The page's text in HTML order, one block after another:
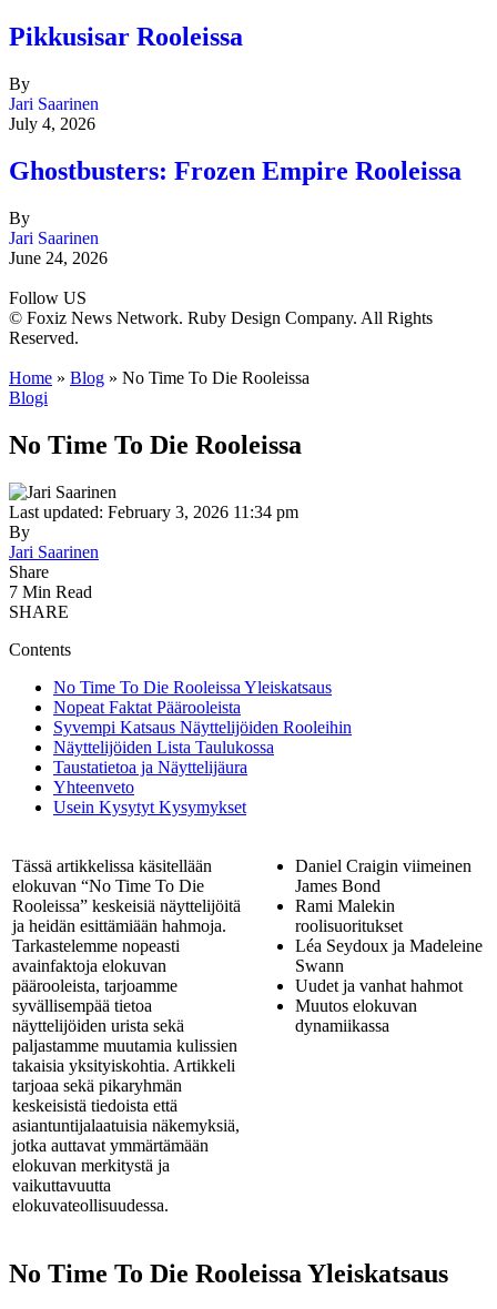
Pikkusisar Rooleissa
By
Jari Saarinen
July 4, 2026
Ghostbusters: Frozen Empire Rooleissa
By
Jari Saarinen
June 24, 2026
Follow US
© Foxiz News Network. Ruby Design Company. All Rights
Reserved.
Home » Blog » No Time To Die Rooleissa
Blogi
No Time To Die Rooleissa
Last updated: February 3, 2026 11:34 pm
By
Jari Saarinen
Share
7 Min Read
SHARE
Contents
No Time To Die Rooleissa Yleiskatsaus
Nopeat Faktat Päärooleista
Syvempi Katsaus Näyttelijöiden Rooleihin
Näyttelijöiden Lista Taulukossa
Taustatietoa ja Näyttelijäura
Yhteenveto
Usein Kysytyt Kysymykset
Tässä artikkelissa käsitellään
elokuvan “No Time To Die
Rooleissa” keskeisiä näyttelijöitä
ja heidän esittämiään hahmoja.
Tarkastelemme nopeasti
avainfaktoja elokuvan
päärooleista, tarjoamme
syvällisempää tietoa
näyttelijöiden urista sekä
paljastamme muutamia kulissien
takaisia yksityiskohtia. Artikkeli
tarjoaa sekä pikaryhmän
keskeisistä tiedoista että
asiantuntijalaatuisia näkemyksiä,
jotka auttavat ymmärtämään
elokuvan merkitystä ja
vaikuttavuutta
elokuvateollisuudessa.
Daniel Craigin viimeinen
James Bond
Rami Malekin
roolisuoritukset
Léa Seydoux ja Madeleine
Swann
Uudet ja vanhat hahmot
Muutos elokuvan
dynamiikassa
No Time To Die Rooleissa Yleiskatsaus